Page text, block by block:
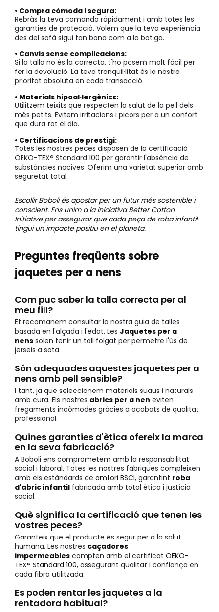
• Compra còmoda i segura:
Rebràs la teva comanda ràpidament i amb totes les
garanties de protecció. Volem que la teva experiència
des del sofà sigui tan bona com a la botiga.
• Canvis sense complicacions:
Si la talla no és la correcta, t'ho posem molt fàcil per
fer la devolució. La teva tranquil·litat és la nostra
prioritat absoluta en cada transacció.
• Materials hipoal·lergènics:
Utilitzem teixits que respecten la salut de la pell dels
més petits. Evitem irritacions i picors per a un confort
que dura tot el dia.
• Certificacions de prestigi:
Totes les nostres peces disposen de la certificació
OEKO-TEX® Standard 100 per garantir l'absència de
substàncies nocives. Oferim una varietat superior amb
seguretat total.
Escollir Boboli és apostar per un futur més sostenible i
conscient. Ens unim a la iniciativaBetter Cotton
Initiativeper assegurar que cada peça de roba infantil
tingui un impacte positiu en el planeta.
Preguntes freqüents sobre
jaquetes per a nens
Com puc saber la talla correcta per al
meu fill?
Et recomanem consultar la nostra guia de talles
basada en l'alçada i l'edat. Les Jaquetes per a
nens solen tenir un tall folgat per permetre l'ús de
jerseis a sota.
Són adequades aquestes jaquetes per a
nens amb pell sensible?
I tant, ja que seleccionem materials suaus i naturals
amb cura. Els nostres abrics per a nen eviten
fregaments incòmodes gràcies a acabats de qualitat
professional.
Quines garanties d'ètica ofereix la marca
en la seva fabricació?
A Boboli ens comprometem amb la responsabilitat
social i laboral. Totes les nostres fàbriques compleixen
amb els estàndards de amfori BSCI, garantint roba
d'abric infantil fabricada amb total ètica i justícia
social.
Què significa la certificació que tenen les
vostres peces?
Garanteix que el producte és segur per a la salut
humana. Les nostres caçadores
impermeables compten amb el certificat OEKO-
TEX® Standard 100, assegurant qualitat i confiança en
cada fibra utilitzada.
Es poden rentar les jaquetes a la
rentadora habitual?